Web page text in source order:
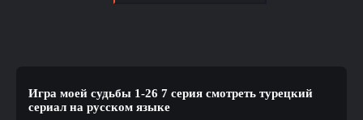
Игра моей судьбы 1-26 7 серия смотреть турецкий
сериал на русском языке